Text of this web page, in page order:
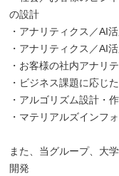
の設計
・アナリティクス／AI
・アナリティクス／AI
・お客様の社内アナリ
・ビジネス課題に応じ
・アルゴリズム設計・
・マテリアルズインフ
また、当グループ、大
開発